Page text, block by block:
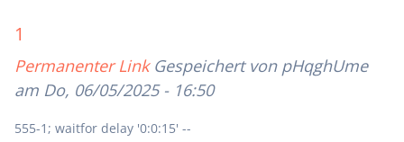
1
Permanenter Link Gespeichert von pHqghUme
am Do, 06/05/2025 - 16:50
555-1; waitfor delay '0:0:15' --